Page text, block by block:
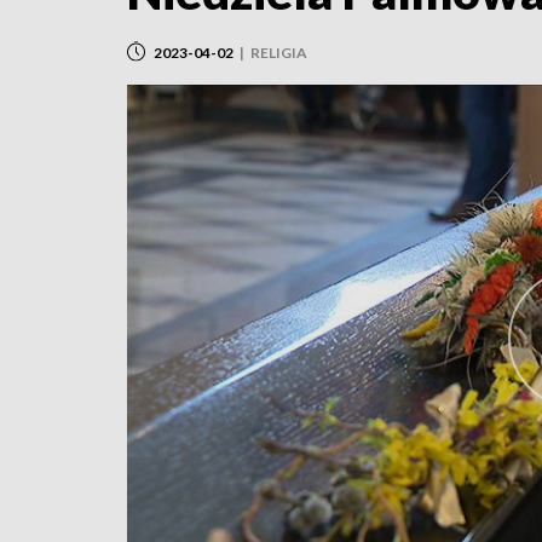
2023-04-02 | RELIGIA